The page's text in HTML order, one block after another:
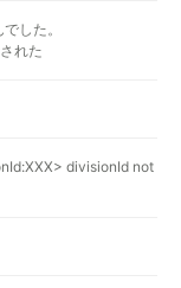
した。
れた
divisionId not